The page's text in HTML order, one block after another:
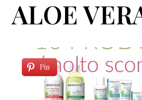
ricette
famiglie
(quasi)
ALOE
Pin